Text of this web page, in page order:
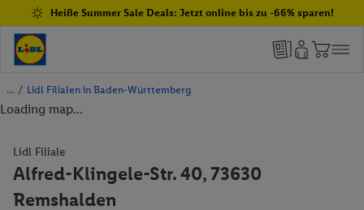
Heiße Summer Sale Deals: Jetzt online bis zu -66% sparen!
/ Lidl Filialen in Baden-Württemberg
Loading map...
Lidl Filiale
Alfred-Klingele-Str. 40, 73630
Remshalden